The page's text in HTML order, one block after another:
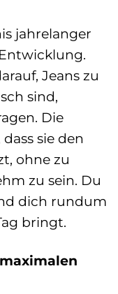
jahrelanger
Jeans zu
sind,
Die
sie den
ohne zu
zu sein. Du
dich rundum
bringt.